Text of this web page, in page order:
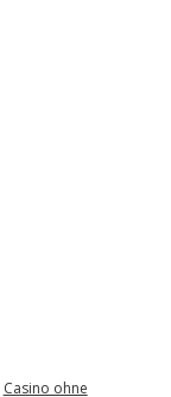
Casino ohne